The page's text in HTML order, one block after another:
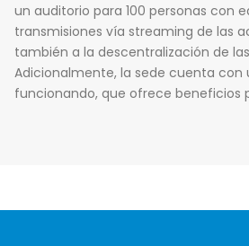
un auditorio para 100 personas con
transmisiones vía streaming de las
también a la descentralización de
Adicionalmente, la sede cuenta
funcionando, que ofrece beneficios